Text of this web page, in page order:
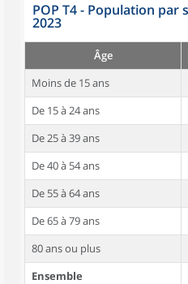
POP T4 - Population par
2023
Âge
Moins de 15 ans
De 15 à 24 ans
De 25 à 39 ans
De 40 à 54 ans
De 55 à 64 ans
De 65 à 79 ans
80 ans ou plus
Ensemble